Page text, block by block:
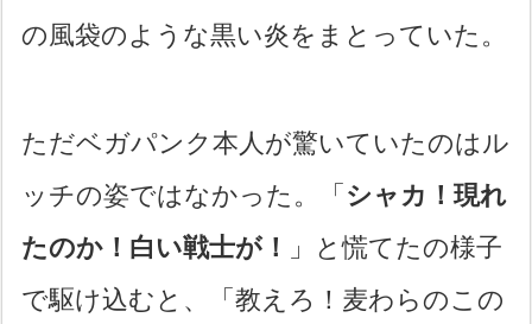
の風袋のような黒い炎をまとっていた。
ただベガパンク本人が驚いていたのはル
ッチの姿ではなかった。「 シャカ！現れ
たのか！白い戦士が！
」と慌てたの様子
で駆け込むと、「教えろ！麦わらのこの